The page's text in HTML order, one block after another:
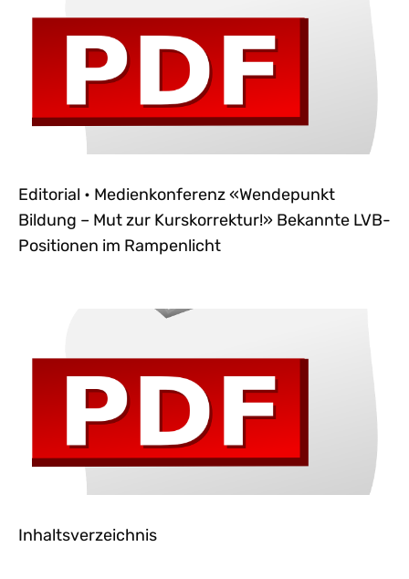
Editorial • Medienkonferenz «Wendepunkt
Bildung – Mut zur Kurskorrektur!» Bekannte LVB-
Positionen im Rampenlicht
Inhaltsverzeichnis